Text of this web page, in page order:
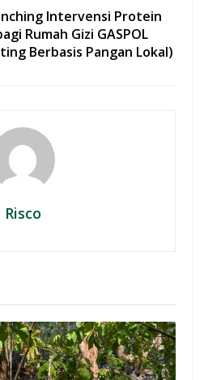
Intervensi Protein
Rumah Gizi GASPOL
Berbasis Pangan Lokal)
Risco